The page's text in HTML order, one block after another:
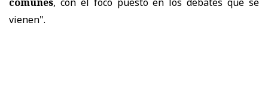
vienen".